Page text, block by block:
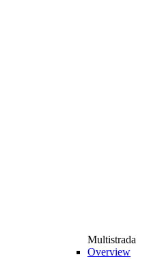
Multistrada
Overview